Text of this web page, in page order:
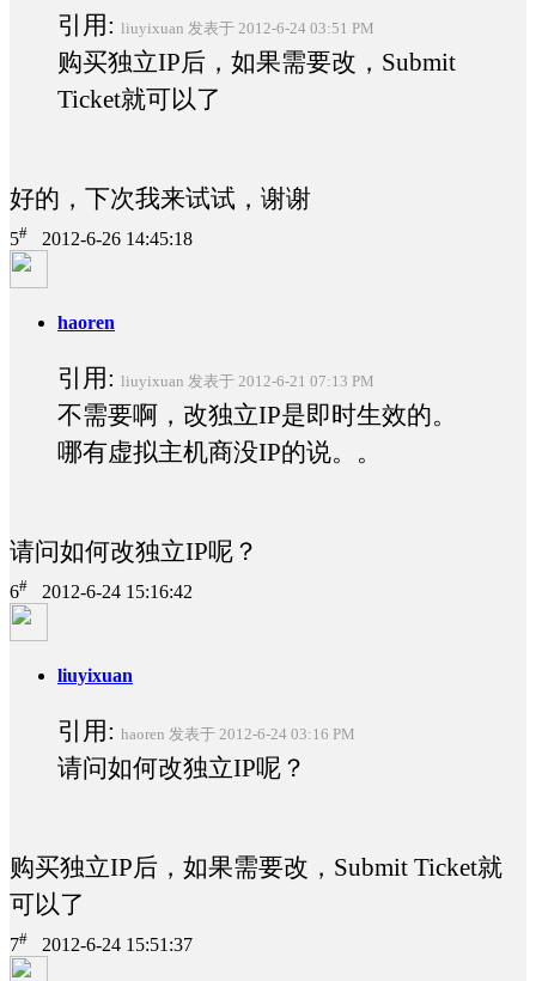
引用: liuyixuan 发表于 2012-6-24 03:51 PM
购买独立IP后，如果需要改，Submit
Ticket就可以了
好的，下次我来试试，谢谢
5# 2012-6-26 14:45:18
haoren
引用: liuyixuan 发表于 2012-6-21 07:13 PM
不需要啊，改独立IP是即时生效的。
哪有虚拟主机商没IP的说。。
请问如何改独立IP呢？
6# 2012-6-24 15:16:42
liuyixuan
引用: haoren 发表于 2012-6-24 03:16 PM
请问如何改独立IP呢？
购买独立IP后，如果需要改，Submit Ticket就
可以了
7# 2012-6-24 15:51:37